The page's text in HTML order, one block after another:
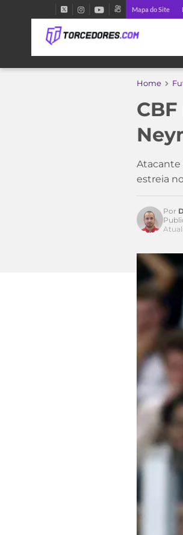
Mapa do Site
Home
Atacante
estreia
Por